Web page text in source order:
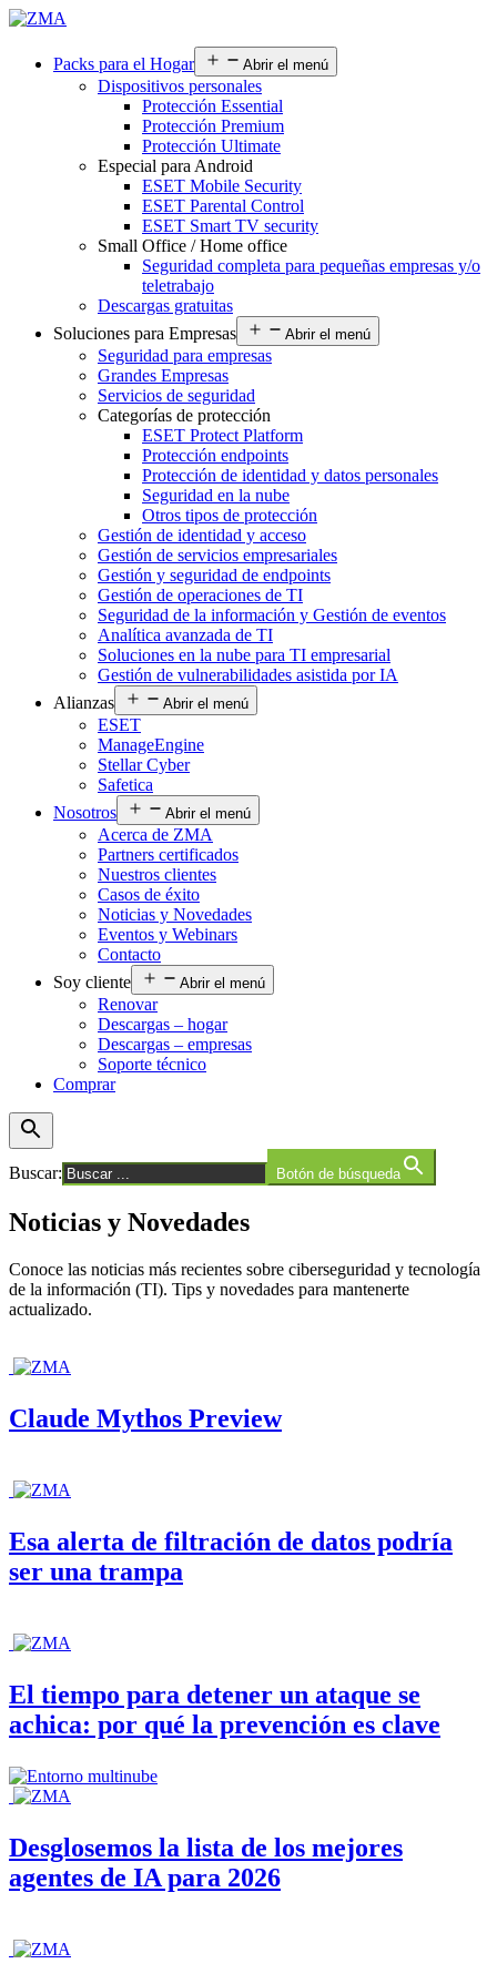
Packs para el Hogar Abrir el menú
Dispositivos personales
Protección Essential
Protección Premium
Protección Ultimate
Especial para Android
ESET Mobile Security
ESET Parental Control
ESET Smart TV security
Small Office / Home office
Seguridad completa para pequeñas empresas y/o
teletrabajo
Descargas gratuitas
Soluciones para Empresas
Abrir el menú
Seguridad para empresas
Grandes Empresas
Servicios de seguridad
Categorías de protección
ESET Protect Platform
Protección endpoints
Protección de identidad y datos personales
Seguridad en la nube
Otros tipos de protección
Gestión de identidad y acceso
Gestión de servicios empresariales
Gestión y seguridad de endpoints
Gestión de operaciones de TI
Seguridad de la información y Gestión de eventos
Analítica avanzada de TI
Soluciones en la nube para TI empresarial
Gestión de vulnerabilidades asistida por IA
Alianzas
Abrir el menú
ESET
ManageEngine
Stellar Cyber
Safetica
Nosotros
Abrir el menú
Acerca de ZMA
Partners certificados
Nuestros clientes
Casos de éxito
Noticias y Novedades
Eventos y Webinars
Contacto
Soy cliente
Abrir el menú
Renovar
Descargas – hogar
Descargas – empresas
Soporte técnico
Comprar
Buscar: Botón de búsqueda
Noticias y Novedades
Conoce las noticias más recientes sobre ciberseguridad y tecnología
de la información (TI). Tips y novedades para mantenerte
actualizado.
Claude Mythos Preview
Esa alerta de filtración de datos podría
ser una trampa
El tiempo para detener un ataque se
achica: por qué la prevención es clave
Desglosemos la lista de los mejores
agentes de IA para 2026